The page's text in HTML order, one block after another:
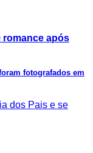
romance após
fotografados em